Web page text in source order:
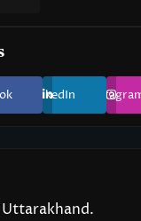
LinkedIn